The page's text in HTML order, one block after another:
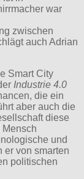
war
zwischen
auch Adrian
Smart City
Industrie 4.0
die ein
aber auch die
diese
und
er von smarten
politischen